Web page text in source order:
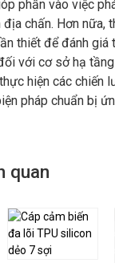
phần vào việc
chấn. Hơn nữa,
thiết để đánh giá
với cơ sở hạ
hiện các chiến
pháp chuẩn bị
quan